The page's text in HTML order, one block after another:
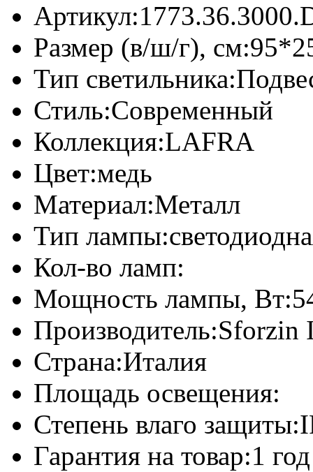
Артикул:
Размер (в/ш/г), см:
Тип светильника:
Стиль:Современный
Коллекция:LAFRA
Цвет:медь
Материал:Металл
Тип лампы:
Кол-во ламп:
Мощность лампы, Вт:
Производитель:Sforzin
Страна:Италия
Площадь освещения:
Степень влаго защиты:
Гарантия на товар:1 год